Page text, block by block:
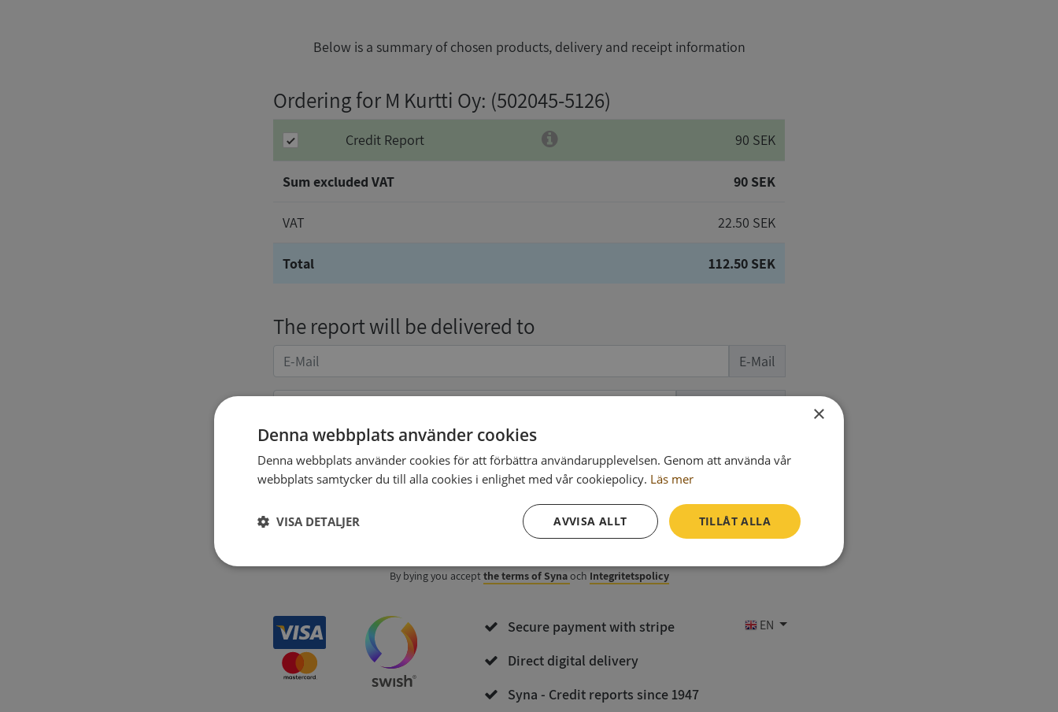
Below is a summary of chosen products, delivery and receipt information
Ordering for M Kurtti Oy: (502045-5126)
Credit Report 90 SEK
Sum excluded VAT 90 SEK
VAT 22.50 SEK
Total 112.50 SEK
The report will be delivered to
E-Mail
Receipt data(optional)
Purchase and download
By bying you acceptthe terms of Synaoch Integritetspolicy
Secure payment with stripe
Direct digital delivery
Syna - Credit reports since 1947
EN
×
Denna webbplats använder cookies
Denna webbplats använder cookies för att förbättra användarupplevelsen. Genom att använda vår
webbplats samtycker du till alla cookies i enlighet med vår cookiepolicy. Läs mer
TILLÅT ALLA
AVVISA ALLT
VISA DETALJER
Strikt
Prestanda Inriktning Funktioner Oklassificerade
Prestanda Inriktning Funktioner Oklassificerade